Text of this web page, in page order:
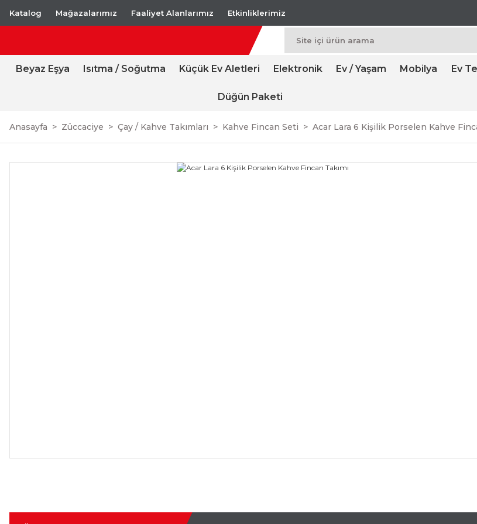
Katalog Mağazalarımız Faaliyet Alanlarımız Etkinliklerimiz
Beyaz Eşya Isıtma / Soğutma Küçük Ev Aletleri Elektronik Ev / Yaşam Mobilya Ev
Düğün Paketi
Anasayfa Züccaciye Çay / Kahve Takımları Kahve Fincan Seti Acar Lara 6 Kişilik Porselen Kahve